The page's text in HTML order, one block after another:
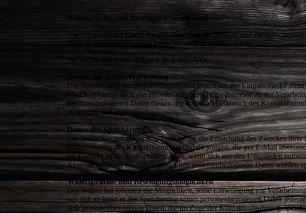
Widerspruchs- und Beseitigungsmöglichkeit
Die Erfassung der Daten zur Bereitstellung der Website und die
folglich seitens des Nutzers keine Widerspruchsmöglichkeit.
die Verarbeitung Art. 6 Abs. 1 lit. b DSGVO.
Zweck der Datenverarbeitung
Die Verarbeitung der personenbezogenen Daten aus der Eingabemaske
Mail liegt hieran auch das erforderliche berechtigte Interesse an der
personenbezogenen Daten dienen dazu, einen Missbrauch des
sicherzustellen.
Dauer der Speicherung
Die Daten werden gelöscht, sobald sie für die Erreichung des Zweckes
Eingabemaske des Kontaktformulars und diejenigen, die per E-Mail
ist. Beendet ist die Konversation dann, wenn sich aus den Umständen
Absendevorgangs zusätzlich erhobenen personenbezogenen Daten werden
Widerspruchs- und Beseitigungsmöglichkeit
Der Nutzer hat jederzeit die Möglichkeit, seine Einwilligung zur
uns auf, so kann er der Speicherung seiner personenbezogenen Daten
Alle personenbezogenen Daten, die im Zuge der Kontaktaufnahme